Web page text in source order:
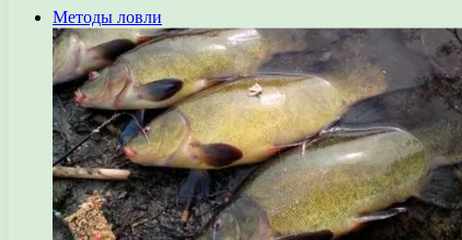
Методы ловли